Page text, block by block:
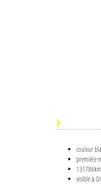
couleur
première
131786km
visible à